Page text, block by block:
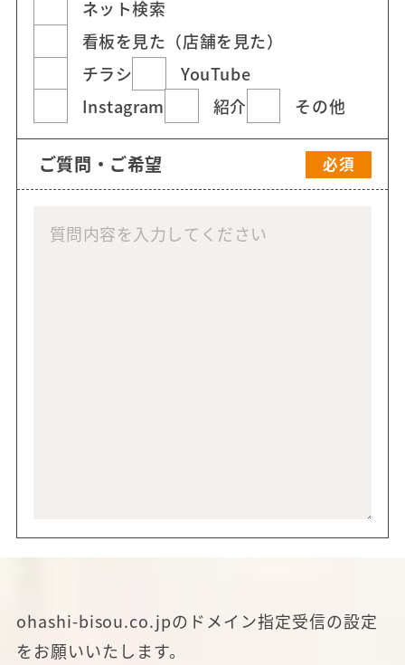
ネット検索
看板を見た（店舗を見た）
チラシ
YouTube
Instagram
紹介 その他
ご質問・ご希望 必須
ohashi-bisou.co.jpのドメイン指定受信の設定
をお願いいたします。